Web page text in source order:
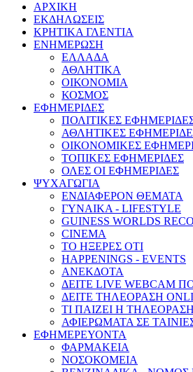
ΑΡΧΙΚΗ
ΕΚΔΗΛΩΣΕΙΣ
ΚΡΗΤΙΚΑ ΓΛΕΝΤΙΑ
ΕΝΗΜΕΡΩΣΗ
ΕΛΛΑΔΑ
ΑΘΛΗΤΙΚΑ
ΟΙΚΟΝΟΜΙΑ
ΚΟΣΜΟΣ
ΕΦΗΜΕΡΙΔΕΣ
ΠΟΛΙΤΙΚΕΣ
ΑΘΛΗΤΙΚΕΣ
ΟΙΚΟΝΟΜΙΚΕΣ
ΤΟΠΙΚΕΣ ΕΦΗΜΕΡΙΔΕΣ
ΟΛΕΣ ΟΙ ΕΦΗΜΕΡΙΔΕΣ
ΨΥΧΑΓΩΓΙΑ
ΕΝΔΙΑΦΕΡΟΝ ΘΕΜΑΤΑ
ΓΥΝΑΙΚΑ - LIFESTYLE
GUINESS WORLDS
CINEMA
ΤΟ ΗΞΕΡΕΣ ΟΤΙ
HAPPENINGS - EVENTS
ΑΝΕΚΔΟΤΑ
ΔΕΙΤΕ LIVE WEBCAM
ΔΕΙΤΕ ΤΗΛΕΟΡΑΣΗ
ΤΙ ΠΑΙΖΕΙ Η
ΑΦΙΕΡΩΜΑΤΑ ΣΕ
ΕΦΗΜΕΡΕΥΟΝΤΑ
ΦΑΡΜΑΚΕΙΑ
ΝΟΣΟΚΟΜΕΙΑ